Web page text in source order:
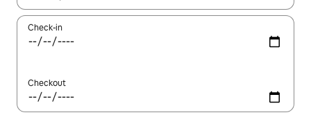
Check-in
Checkout